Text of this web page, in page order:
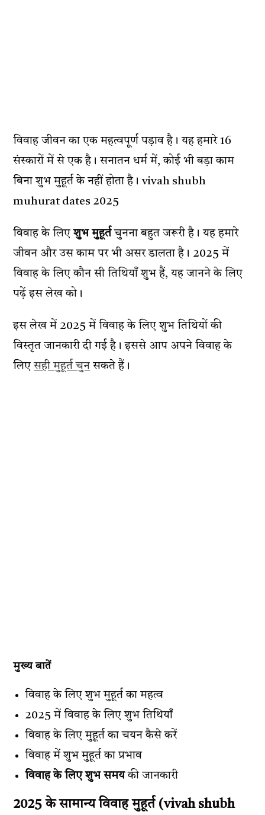
विवाह जीवन का एक महत्वपूर्ण पड़ाव है। यह हमारे 16
संस्कारों में से एक है। सनातन धर्म में, कोई भी बड़ा काम
बिना शुभ मुहूर्त के नहीं होता है। vivah shubh
muhurat dates 2025
विवाह के लिएशुभ मुहूर्तचुनना बहुत जरूरी है। यह हमारे
जीवन और उस काम पर भी असर डालता है। 2025 में
विवाह के लिए कौन सी तिथियाँ शुभ हैं, यह जानने के लिए
पढ़ें इस लेख को।
इस लेख में 2025 में विवाह के लिए शुभ तिथियों की
विस्तृत जानकारी दी गई है। इससे आप अपने विवाह के
लिएसही मुहूर्त चुनसकते हैं।
मुख्य बातें
विवाह के लिए शुभ मुहूर्त का महत्व
2025 में विवाह के लिए शुभ तिथियाँ
विवाह के लिए मुहूर्त का चयन कैसे करें
विवाह में शुभ मुहूर्त का प्रभाव
विवाह के लिए शुभ समयकी जानकारी
2025 के सामान्य विवाह मुहूर्त (vivah shubh